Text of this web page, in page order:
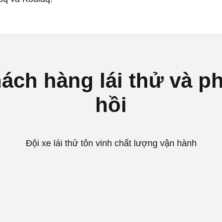
hàng lái thử và
hồi
Đội xe lái thử tôn vinh chất lượng vận hành